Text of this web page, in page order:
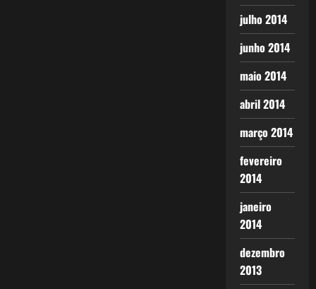
julho 2014
junho 2014
maio 2014
abril 2014
março 2014
fevereiro
2014
janeiro
2014
dezembro
2013